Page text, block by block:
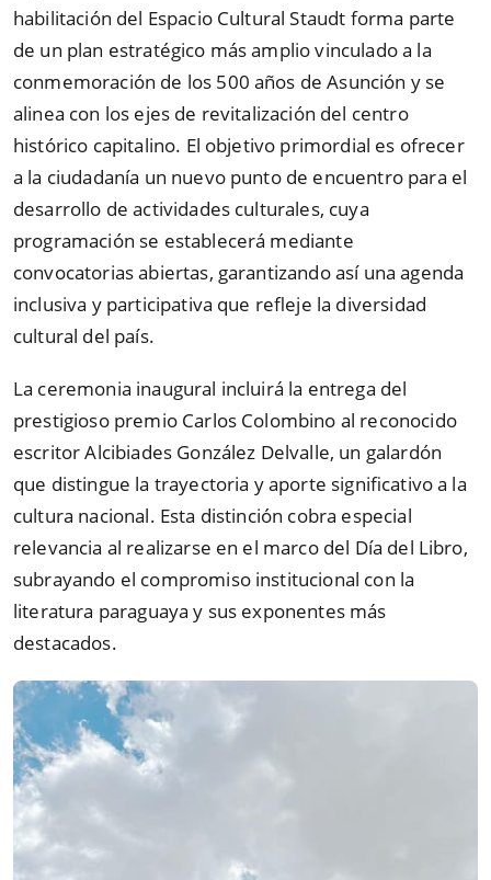
habilitación del Espacio Cultural Staudt forma parte
de un plan estratégico más amplio vinculado a la
conmemoración de los 500 años de Asunción y se
alinea con los ejes de revitalización del centro
histórico capitalino. El objetivo primordial es ofrecer
a la ciudadanía un nuevo punto de encuentro para el
desarrollo de actividades culturales, cuya
programación se establecerá mediante
convocatorias abiertas, garantizando así una agenda
inclusiva y participativa que refleje la diversidad
cultural del país.
La ceremonia inaugural incluirá la entrega del
prestigioso premio Carlos Colombino al reconocido
escritor Alcibiades González Delvalle, un galardón
que distingue la trayectoria y aporte significativo a la
cultura nacional. Esta distinción cobra especial
relevancia al realizarse en el marco del Día del Libro,
subrayando el compromiso institucional con la
literatura paraguaya y sus exponentes más
destacados.